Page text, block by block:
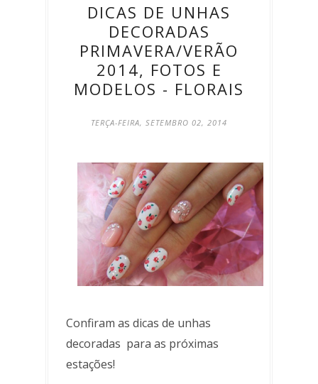
DICAS DE UNHAS
DECORADAS
PRIMAVERA/VERÃO
2014, FOTOS E
MODELOS - FLORAIS
TERÇA-FEIRA, SETEMBRO 02, 2014
Confiram as dicas de unhas
decoradas para as próximas
estações!